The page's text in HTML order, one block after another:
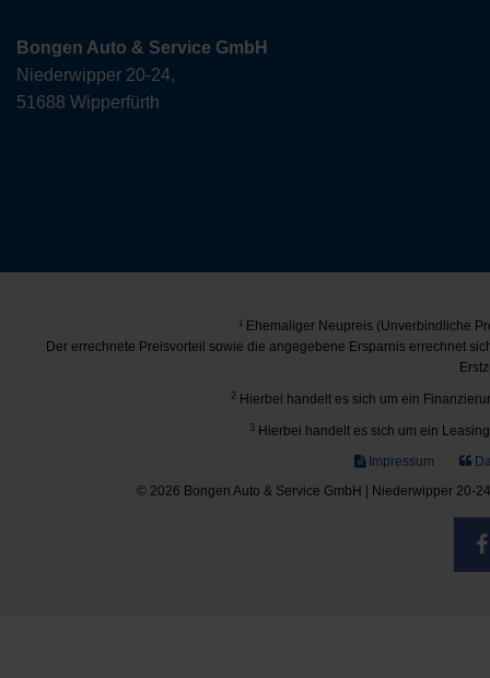
Bongen Auto & Service GmbH
Niederwipper 20-24,
51688 Wipperfürth
1Ehemaliger Neupreis (Unverbindliche
Der errechnete Preisvorteil sowie die angegebene Ersparnis errechnet
2 Hierbei handelt es sich um ein
3 Hierbei handelt es sich um ein
Impressum
© 2026 Bongen Auto & Service GmbH | Niederwipper 20-